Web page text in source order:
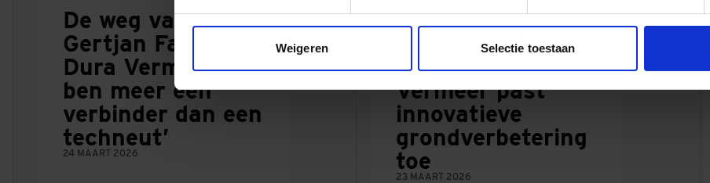
Weigeren Selectie toestaan
De weg van
Gertjan Farla bij
Dura Vermeer: ‘Ik
ben meer een
verbinder dan een
techneut’
24 MAART 2026
Steviger spoor
richting
Eemshaven: Dura
Vermeer past
innovatieve
grondverbetering
toe
23 MAART 2026